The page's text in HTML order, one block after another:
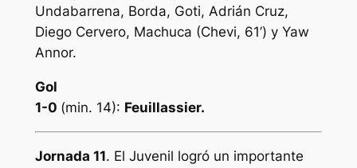
Undabarrena, Borda, Goti, Adrián Cruz,
Diego Cervero, Machuca (Chevi, 61’) y Yaw
Annor.
Gol
1-0 (min. 14): Feuillassier.
Jornada 11. El Juvenil logró un importante